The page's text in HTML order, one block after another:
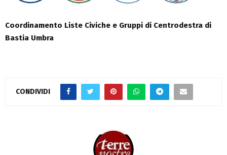
Coordinamento Liste Civiche e Gruppi di Centrodestra di
Bastia Umbra
CONDIVIDI